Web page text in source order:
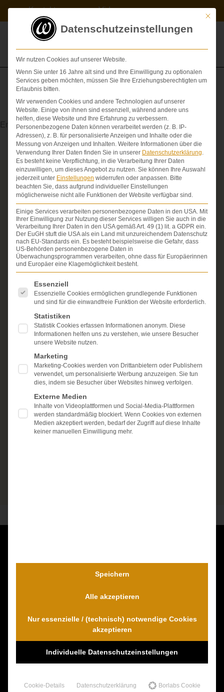
springen
Kontakt Videos
Sensibilität
Empfindungsfähigkeit
Über die Schmerzensgeld-Spezialisten
Seit über 25 Jahren vertreten wir als Fachanwälte
ausschließlich Geschädigte bei schweren
Personenschäden. Wir verfügen über ausgewiesene
Erfahrung im Arzthaftungsrecht, bei Unfallfolgen und
bei der Durchsetzung von Schmerzensgeld- und
Schadensersatzansprüchen.Ihr Recht steht für uns
im Mittelpunkt.
Mehr erfahren:
Unsere Kanzlei
Kostenlose Erstberatung
Dr. Wambach & Walter
0421 54 895 10 - Fax
info@schmerzensgeld-spezialisten.de
Zum Kontaktformular
Mit
Datenschutzeinstellungen
Wir nutzen Cookies auf unserer Website.
Wenn Sie unter 16 Jahre alt sind und Ihre Einwilligung zu optionalen
Services geben möchten, müssen Sie Ihre Erziehungsberechtigten um
Erlaubnis bitten.
Wir verwenden Cookies und andere Technologien auf unserer
Website. Einige von ihnen sind essenziell, während andere uns
helfen, diese Website und Ihre Erfahrung zu verbessern.
Personenbezogene Daten können verarbeitet werden (z. B. IP-
Adressen), z. B. für personalisierte Anzeigen und Inhalte oder die
Messung von Anzeigen und Inhalten. Weitere Informationen über die
Verwendung Ihrer Daten finden Sie in unserer Datenschutzerklärung.
Es besteht keine Verpflichtung, in die Verarbeitung Ihrer Daten
einzuwilligen, um dieses Angebot zu nutzen. Sie können Ihre Auswahl
jederzeit unter Einstellungen widerrufen oder anpassen. Bitte
beachten Sie, dass aufgrund individueller Einstellungen
möglicherweise nicht alle Funktionen der Website verfügbar sind.
Einige Services verarbeiten personenbezogene Daten in den USA. Mit
Ihrer Einwilligung zur Nutzung dieser Services willigen Sie auch in die
Verarbeitung Ihrer Daten in den USA gemäß Art. 49 (1) lit. a GDPR ein.
Der EuGH stuft die USA als ein Land mit unzureichendem Datenschutz
nach EU-Standards ein. Es besteht beispielsweise die Gefahr, dass
US-Behörden personenbezogene Daten in
Überwachungsprogrammen verarbeiten, ohne dass für Europäerinnen
und Europäer eine Klagemöglichkeit besteht.
Es folgt eine Liste der Service-Gruppen, für die eine
Essenziell
Essenzielle Cookies ermöglichen grundlegende Funktionen
und sind für die einwandfreie Funktion der Website erforderlich.
Statistiken
Statistik Cookies erfassen Informationen anonym. Diese
Informationen helfen uns zu verstehen, wie unsere Besucher
unsere Website nutzen.
Marketing
Marketing-Cookies werden von Drittanbietern oder Publishern
verwendet, um personalisierte Werbung anzuzeigen. Sie tun
dies, indem sie Besucher über Websites hinweg verfolgen.
Externe Medien
Inhalte von Videoplattformen und Social-Media-Plattformen
werden standardmäßig blockiert. Wenn Cookies von externen
Medien akzeptiert werden, bedarf der Zugriff auf diese Inhalte
keiner manuellen Einwilligung mehr.
Speichern
Alle akzeptieren
Nur essenzielle / (technisch) notwendige Cookies
akzeptieren
Individuelle Datenschutzeinstellungen
Cookie-Details Datenschutzerklärung Borlabs Cookie